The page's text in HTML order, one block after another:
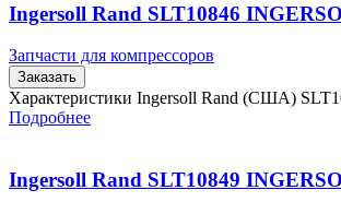
Ingersoll Rand SLT10846
Запчасти для компрессоров
Заказать
Характеристики Ingersoll Rand (США)
Подробнее
Ingersoll Rand SLT10849